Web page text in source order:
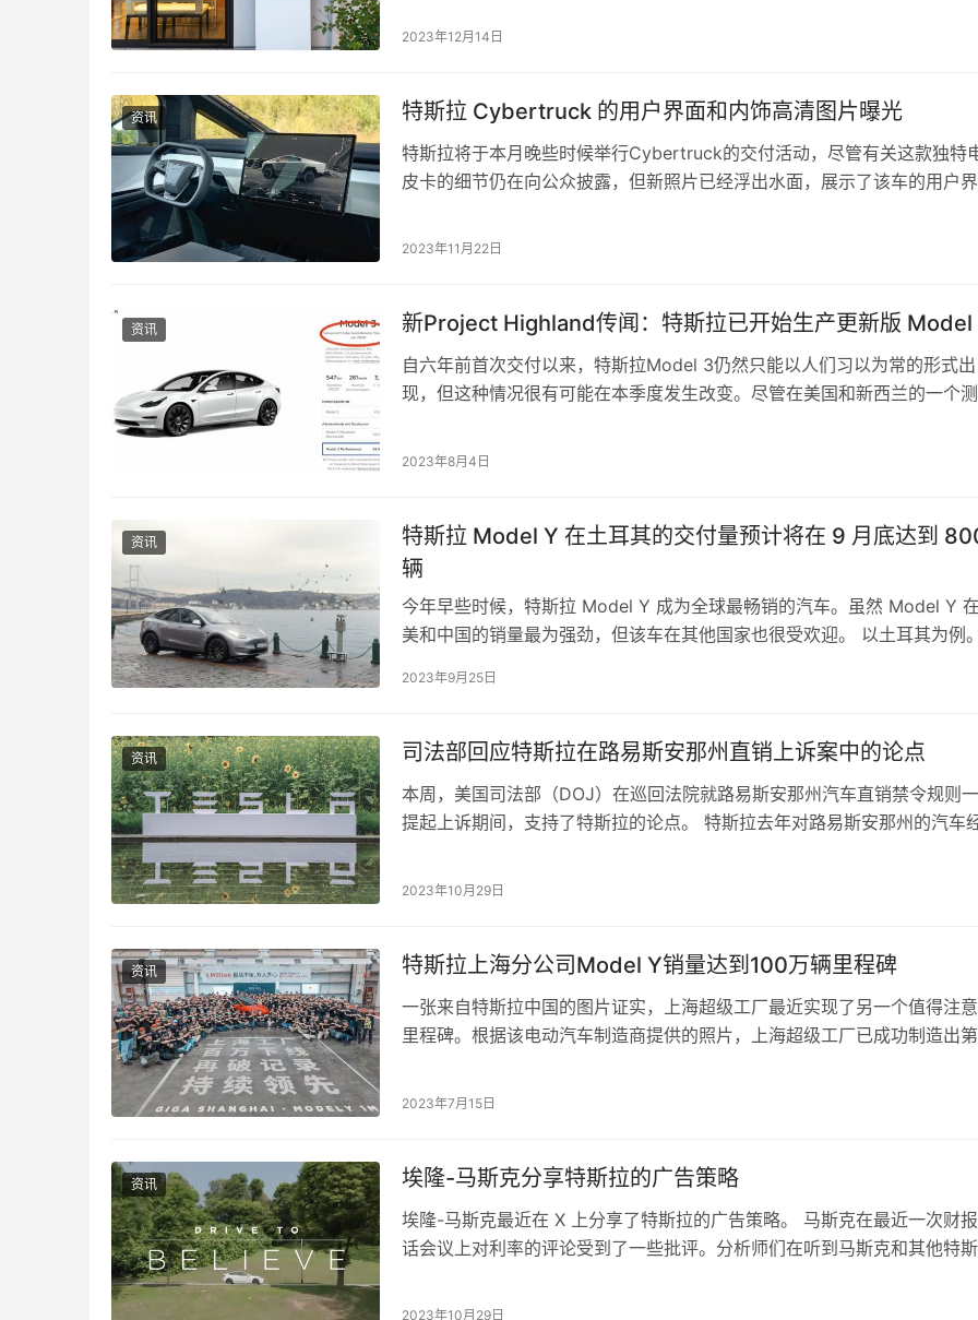
2023年12月14日
资讯 特斯拉 Cybertruck 的用户界面和内饰高清图片曝光
特斯拉将于本月晚些时候举行Cybertruck的交付活动，尽管有关这款独特
皮卡的细节仍在向公众披露，但新照片已经浮出水面，展示了该车的用户界
2023年11月22日
资讯 新Project Highland传闻：特斯拉已开始生产更新版 Model
自六年前首次交付以来，特斯拉Model 3仍然只能以人们习以为常的形式出
现，但这种情况很有可能在本季度发生改变。尽管在美国和新西兰的一个测
2023年8月4日
资讯
特斯拉 Model Y 在土耳其的交付量预计将在 9 月底达到
辆
今年早些时候，特斯拉 Model Y 成为全球最畅销的汽车。虽然 Model Y
美和中国的销量最为强劲，但该车在其他国家也很受欢迎。 以土耳其为例
2023年9月25日
资讯 司法部回应特斯拉在路易斯安那州直销上诉案中的论点
本周，美国司法部（DOJ）在巡回法院就路易斯安那州汽车直销禁令规则
提起上诉期间，支持了特斯拉的论点。 特斯拉去年对路易斯安那州的汽车
2023年10月29日
资讯 特斯拉上海分公司Model Y销量达到100万辆里程碑
一张来自特斯拉中国的图片证实，上海超级工厂最近实现了另一个值得注
里程碑。根据该电动汽车制造商提供的照片，上海超级工厂已成功制造出第
2023年7月15日
资讯 埃隆-马斯克分享特斯拉的广告策略
埃隆-马斯克最近在 X 上分享了特斯拉的广告策略。 马斯克在最近一次财
话会议上对利率的评论受到了一些批评。分析师们在听到马斯克和其他特斯
2023年10月29日